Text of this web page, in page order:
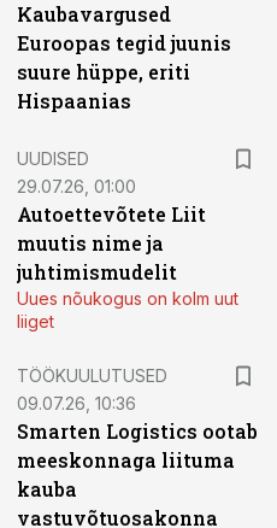
Kaubavargused
Euroopas tegid juunis
suure hüppe, eriti
Hispaanias
UUDISED
29.07.26, 01:00
Autoettevõtete Liit
muutis nime ja
juhtimismudelit
Uues nõukogus on kolm uut
liiget
TÖÖKUULUTUSED
09.07.26, 10:36
Smarten Logistics ootab
meeskonnaga liituma
kauba
vastuvõtuosakonna